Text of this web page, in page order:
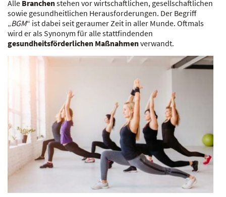
Alle Branchenstehen vor wirtschaftlichen, gesellschaftlichen
sowie gesundheitlichen Herausforderungen. Der Begriff
„BGM“ ist dabei seit geraumer Zeit in aller Munde. Oftmals
wird er als Synonym für alle stattfindenden
gesundheitsförderlichen Maßnahmenverwandt.